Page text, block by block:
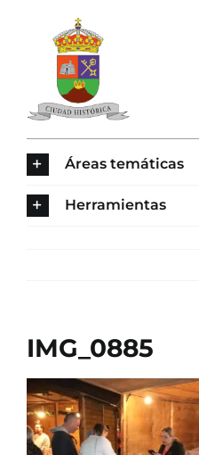
contenido
CONTACTO
Áreas temáticas
Herramientas
IMG_0885